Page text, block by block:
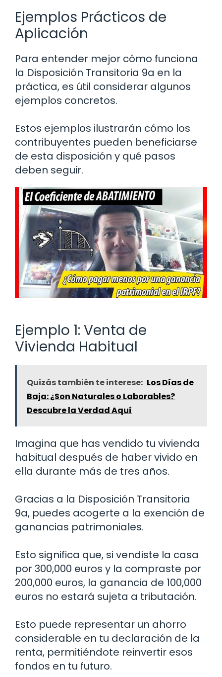
Ejemplos Prácticos de
Aplicación
Para entender mejor cómo funciona
la Disposición Transitoria 9a en la
práctica, es útil considerar algunos
ejemplos concretos.
Estos ejemplos ilustrarán cómo los
contribuyentes pueden beneficiarse
de esta disposición y qué pasos
deben seguir.
Ejemplo 1: Venta de
Vivienda Habitual
Quizás también te interese: Los Días de
Baja: ¿Son Naturales o Laborables?
Descubre la Verdad Aquí
Imagina que has vendido tu vivienda
habitual después de haber vivido en
ella durante más de tres años.
Gracias a la Disposición Transitoria
9a, puedes acogerte a la exención de
ganancias patrimoniales.
Esto significa que, si vendiste la casa
por 300,000 euros y la compraste por
200,000 euros, la ganancia de 100,000
euros no estará sujeta a tributación.
Esto puede representar un ahorro
considerable en tu declaración de la
renta, permitiéndote reinvertir esos
fondos en tu futuro.